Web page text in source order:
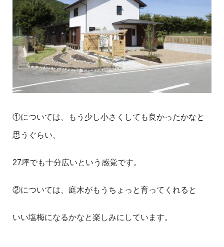
①については、もう少し小さくしても良かったかなと
思うぐらい、
27坪でも十分広いという感覚です。
②については、庭木がもうちょっと育ってくれると
いい塩梅になるかなと楽しみにしています。